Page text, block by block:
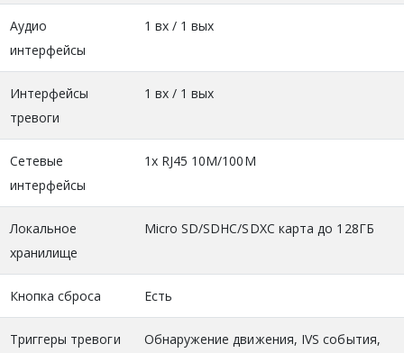
Аудио
интерфейсы
1 вх / 1 вых
Интерфейсы
тревоги
1 вх / 1 вых
Сетевые
интерфейсы
1х RJ45 10M/100M
Локальное
хранилище
Micro SD/SDHC/SDXC карта до 128ГБ
Кнопка сброса Есть
Триггеры тревоги
Обнаружение движения, IVS события,